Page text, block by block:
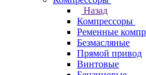
Назад
Компрессоры
Ременные
Безмасляные
Прямой привод
Винтовые